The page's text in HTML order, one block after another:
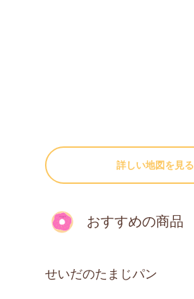
詳しい地図を見る
おすすめの商品
せいだのたまじパン